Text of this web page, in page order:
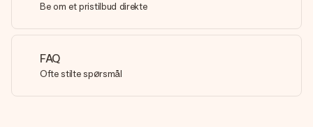
Be om et pristilbud direkte
FAQ
Ofte stilte spørsmål